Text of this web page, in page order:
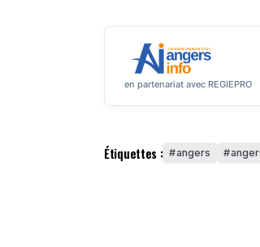
en partenariat avec REGIEPRO
Étiquettes : angers